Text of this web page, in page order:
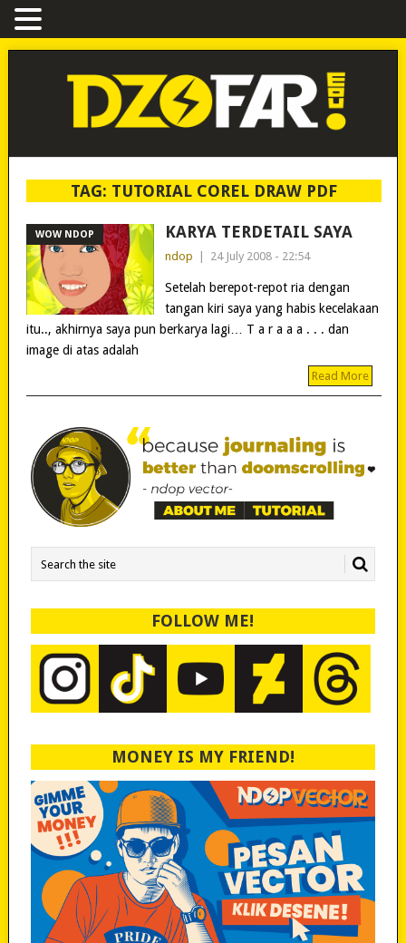
TAG: TUTORIAL COREL DRAW PDF
WOW NDOP KARYA TERDETAIL SAYA
ndop 24 July 2008 - 22:54
Setelah berepot-repot ria dengan
tangan kiri saya yang habis kecelakaan
itu.., akhirnya saya pun berkarya lagi… T a r a a a . . . dan
image di atas adalah
Read More
FOLLOW ME!
MONEY IS MY FRIEND!